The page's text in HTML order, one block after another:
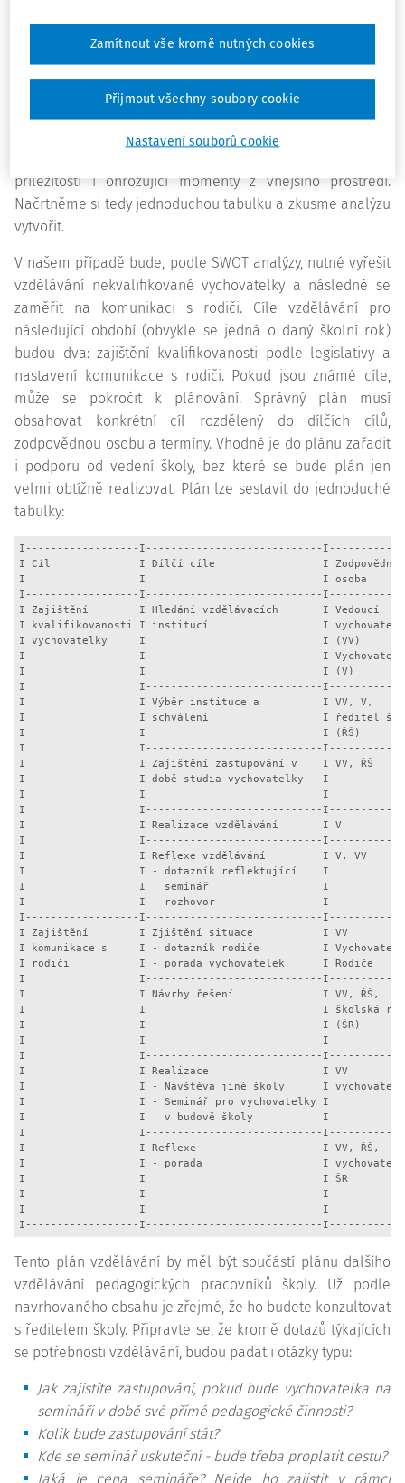
vlastní realizace a nesmí se samozřejmě zapomenout na
reflexi s přijetím případných opatření.
například SWOT analýza, kterou určitě znáte, tak jen
příležitosti i ohrožující momenty z vnějšího prostředí.
Načrtněme si tedy jednoduchou tabulku a zkusme analýzu
vytvořit.
V našem případě bude, podle SWOT analýzy, nutné vyřešit
vzdělávání nekvalifikované vychovatelky a následně se
zaměřit na komunikaci s rodiči. Cíle vzdělávání pro
následující období (obvykle se jedná o daný školní rok)
budou dva: zajištění kvalifikovanosti podle legislativy a
nastavení komunikace s rodiči. Pokud jsou známé cíle,
může se pokročit k plánování. Správný plán musí
obsahovat konkrétní cíl rozdělený do dílčích cílů,
zodpovědnou osobu a termíny. Vhodné je do plánu zařadit
i podporu od vedení školy, bez které se bude plán jen
velmi obtížně realizovat. Plán lze sestavit do jednoduché
tabulky:
I------------------I----------------------------
I Cíl              I Dílčí cíle                 I Zodpovědná
I                  I                            I osoba
I------------------I----------------------------
I Zajištění        I Hledání vzdělávacích       I
I kvalifikovanosti I institucí                  I
I vychovatelky     I                            I
I                  I                            I
I                  I                            I (V)
I                  I----------------------------
I                  I Výběr instituce a          I VV, V,
I                  I schválení                  I
I                  I                            I (ŘŠ)
I                  I----------------------------
I                  I Zajištění zastupování v    I VV, ŘŠ
I                  I době studia vychovatelky   I
I                  I                            I               I
I                  I----------------------------
I                  I Realizace vzdělávání       I V
I                  I----------------------------
I                  I Reflexe vzdělávání         I V,
I                  I - dotazník reflektující    I
I                  I   seminář                  I
I                  I - rozhovor                 I
I------------------I----------------------------
I Zajištění        I Zjištění situace           I VV
I komunikace s     I - dotazník rodiče          I
I rodiči           I - porada vychovatelek      I
I                  I----------------------------
I                  I Návrhy řešení              I VV, ŘŠ,
I                  I                            I školská
I                  I                            I (ŠR)          I
I                  I                            I
I                  I----------------------------
I                  I Realizace                  I VV
I                  I - Návštěva jiné školy      I
I                  I - Seminář pro vychovatelky I
I                  I   v budově školy           I
I                  I----------------------------
I                  I Reflexe                    I VV, ŘŠ,
I                  I - porada                   I
I                  I                            I ŠR
I                  I                            I
I                  I                            I               I
I------------------I----------------------------
Tento plán vzdělávání by měl být součástí plánu dalšího
vzdělávání pedagogických pracovníků školy. Už podle
navrhovaného obsahu je zřejmé, že ho budete konzultovat
s ředitelem školy. Připravte se, že kromě dotazů týkajících
se potřebnosti vzdělávání, budou padat i otázky typu:
Jak zajistíte zastupování, pokud bude vychovatelka na
semináři v době své přímé pedagogické činnosti?
Kolik bude zastupování stát?
Kde se seminář uskuteční - bude třeba proplatit cestu?
Jaká je cena semináře? Nejde ho zajistit v rámci
Nastavení souborů cookie
Zamítnout vše kromě nutných cookies
Přijmout všechny soubory cookie